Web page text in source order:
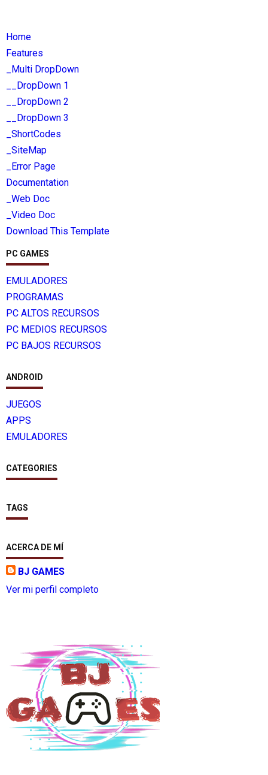
Home
Features
_Multi DropDown
__DropDown 1
__DropDown 2
__DropDown 3
_ShortCodes
_SiteMap
_Error Page
Documentation
_Web Doc
_Video Doc
Download This Template
PC GAMES
EMULADORES
PROGRAMAS
PC ALTOS RECURSOS
PC MEDIOS RECURSOS
PC BAJOS RECURSOS
ANDROID
JUEGOS
APPS
EMULADORES
CATEGORIES
TAGS
ACERCA DE MÍ
BJ GAMES
Ver mi perfil completo